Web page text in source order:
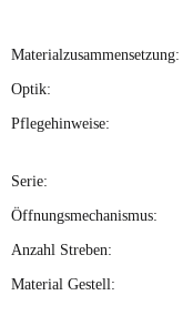
Materialzusammensetzung:
Optik:
Pflegehinweise:
Serie:
Öffnungsmechanismus:
Anzahl Streben:
Material Gestell: